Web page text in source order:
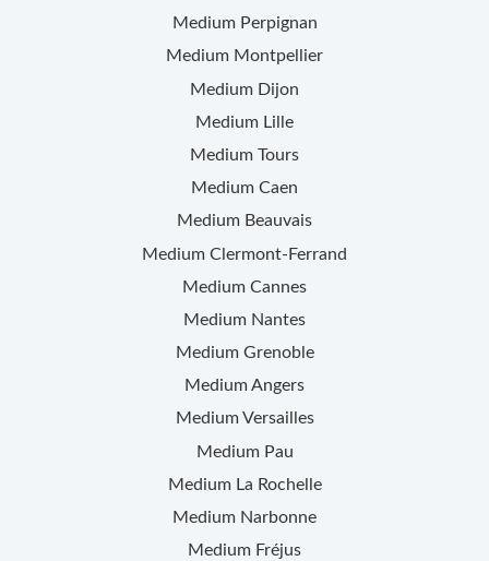
Medium Perpignan
Medium Montpellier
Medium Dijon
Medium Lille
Medium Tours
Medium Caen
Medium Beauvais
Medium Clermont-Ferrand
Medium Cannes
Medium Nantes
Medium Grenoble
MediumAngers
MediumVersailles
Medium Pau
Medium La Rochelle
Medium Narbonne
Medium Fréjus